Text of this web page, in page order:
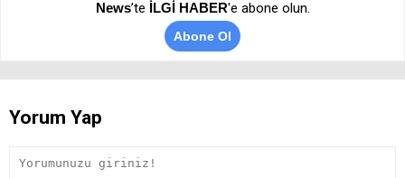
News’te İLGİ HABER'e abone olun.
Abone Ol
Yorum Yap